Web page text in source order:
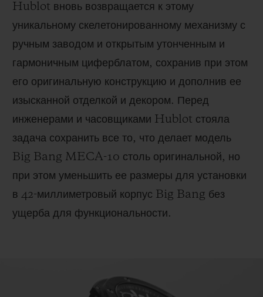
Hublot вновь возвращается к этому
уникальному скелетонированному механизму с
ручным заводом и открытым утонченным и
гармоничным циферблатом, сохранив при этом
его оригинальную конструкцию и дополнив ее
изысканной отделкой и декором. Перед
инженерами и часовщиками Hublot стояла
задача сохранить все то, что делает модель
Big Bang MECA-10 столь оригинальной, но
при этом уменьшить ее размеры для установки
в 42-миллиметровый корпус Big Bang без
ущерба для функциональности.